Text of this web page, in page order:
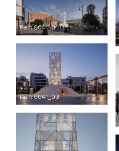
Ref: 9641_01
Ref: 9641_03